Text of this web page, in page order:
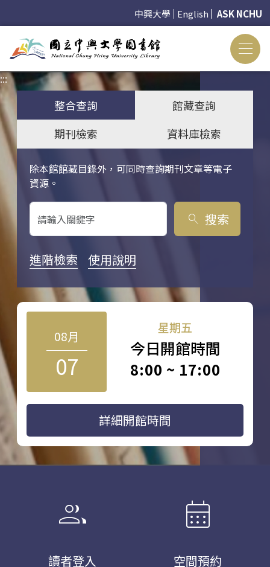
中興大學 English ASK NCHU
:::
整合查詢
館藏查詢
期刊檢索
資料庫檢索
除本館館藏目錄外，可同時查詢期刊文章等電子
資源。
關鍵字搜尋
search 搜索
進階檢索 使用說明
08月
07
星期五
今日開館時間
8:00 ~ 17:00
詳細開館時間
group
讀者登入
calendar_month
空間預約